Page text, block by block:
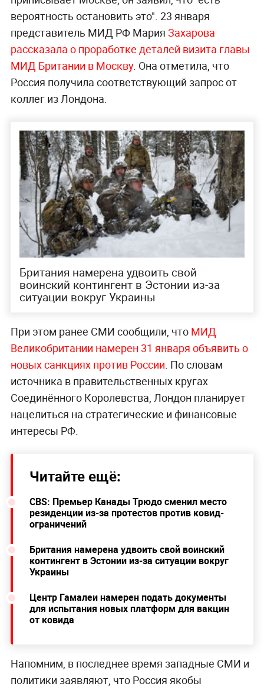
вероятность остановить это". 23 января
представитель МИД РФ Мария Захарова
рассказала о проработке деталей визита главы
МИД Британии в Москву. Она отметила, что
Россия получила соответствующий запрос от
коллег из Лондона.
Британия намерена удвоить свой
воинский контингент в Эстонии из-за
ситуации вокруг Украины
При этом ранее СМИ сообщили, что МИД
Великобритании намерен 31 января объявить о
новых санкциях против России . По словам
источника в правительственных кругах
Соединённого Королевства, Лондон планирует
нацелиться на стратегические и финансовые
интересы РФ.
Читайте ещё:
CBS: Премьер Канады Трюдо сменил место
резиденции из-за протестов против ковид-
ограничений
Британия намерена удвоить свой воинский
контингент в Эстонии из-за ситуации вокруг
Украины
Центр Гамалеи намерен подать документы
для испытания новых платформ для вакцин
от ковида
Напомним, в последнее время западные СМИ и
политики заявляют, что Россия якобы